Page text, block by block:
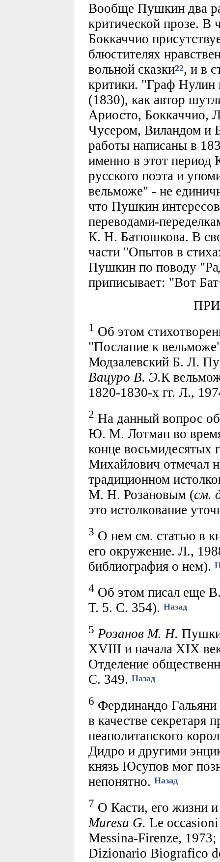
Вообще Пушкин два
критической прозе. В
Боккаччио
блюстителях
вольной сказки22, и в
критики. "Граф Нулин
(1830), как автор
Ариосто, Боккаччио,
Чусером, Виландом и
работы написаны в
именно в этот период
русского поэта и
вельможе" - не
что Пушкин
переводами-
К. Н. Батюшкова. В
части "Опытов в
Пушкин по поводу
приписывает: "Вот
1 Об этом
"Послание к
Модзалевский Б. Л.
Вацуро В. Э.К
1820-1830-х гг. Л.,
2 На данный вопрос
Ю. М. Лотман во время
конце
Михайлович отмечал
традиционном
М. Н. Розановым (см.
это истолкование
3 О нем см. статью в
его окружение. Л.,
библиография о нем).
4Об этом писал еще
Т. 5. С. 354). Назад
5 Розанов М. Н.
XVIII и начала XIX
Отделение
С. 349. Назад
6 Фердинандо
в качестве секретаря
неаполитанского
Дидро и другими
князь Юсупов мог
непонятно. Назад
7 О Касти, его жизни и
Muresu G. Le
Messina-Firenze, 1973;
Dizionario Biografico